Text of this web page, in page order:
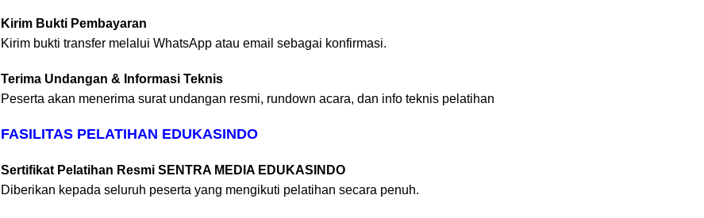
Kirim Bukti Pembayaran
Kirim bukti transfer melalui WhatsApp atau email sebagai konfirmasi.
Terima Undangan & Informasi Teknis
Peserta akan menerima surat undangan resmi, rundown acara, dan info teknis pelatihan
FASILITAS PELATIHAN EDUKASINDO
Sertifikat Pelatihan Resmi SENTRA MEDIA EDUKASINDO
Diberikan kepada seluruh peserta yang mengikuti pelatihan secara penuh.